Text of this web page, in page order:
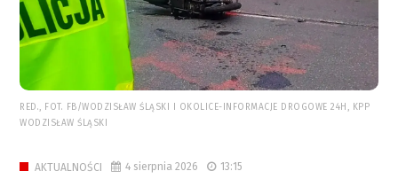
RED., FOT. FB/WODZISŁAW ŚLĄSKI I OKOLICE-INFORMACJE DROGOWE 24H, KPP
WODZISŁAW ŚLĄSKI
AKTUALNOŚCI 4 sierpnia 2026 13:15